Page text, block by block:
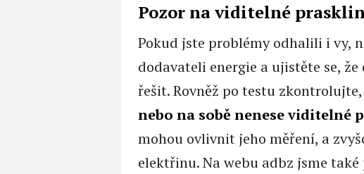
Pozor na viditelné
Pokud jste problémy odhalili i vy,
dodavateli energie a ujistěte se,
řešit. Rovněž po testu
nebo na sobě nenese viditelné
mohou ovlivnit jeho měření, a
elektřinu. Na webu adbz jsme